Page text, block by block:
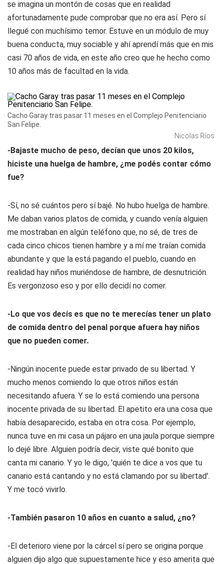
se imagina un montón de cosas que en realidad
afortunadamente pude comprobar que no era así. Pero sí
llegué con muchísimo temor. Estuve en un módulo de muy
buena conducta, muy sociable y ahí aprendí más que en mis
casi 70 años de vida, en este año creo que he hecho como
10 años más de facultad en la vida.
Cacho Garay tras pasar 11 meses en el Complejo Penitenciario
San Felipe.
Nicolas Ríos
-Bajaste mucho de peso, decían que unos 20 kilos,
hiciste una huelga de hambre, ¿me podés contar cómo
fue?
-Sí, no sé cuántos pero sí bajé. No hubo huelga de hambre.
Me daban varios platos de comida, y cuando venía alguien
me mostraban en algún teléfono que, no sé, de tres de
cada cinco chicos tienen hambre y a mí me traían comida
abundante y que la está pagando el pueblo, cuando en
realidad hay niños muriéndose de hambre, de desnutrición.
Es vergonzoso eso y por ello decidí no comer.
-Lo que vos decís es que no te merecías tener un plato
de comida dentro del penal porque afuera hay niños
que no pueden comer.
-Ningún inocente puede estar privado de su libertad. Y
mucho menos comiendo lo que otros niños están
necesitando afuera. Y se lo está comiendo una persona
inocente privada de su libertad. El apetito era una cosa que
había desaparecido, estaba en otra cosa. Por ejemplo,
nunca tuve en mi casa un pájaro en una jaula porque siempre
lo dejé libre. Alguien podría decir, viste qué bonito que
canta mi canario. Y yo le digo, 'quién te dice a vos que tu
canario está cantando y no está clamando por su libertad'.
Y me tocó vivirlo.
-También pasaron 10 años en cuanto a salud, ¿no?
-El deterioro viene por la cárcel sí pero se origina porque
alguien dijo algo que supuestamente hice y eso amerita que